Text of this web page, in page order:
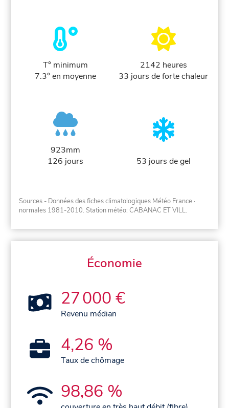
T° minimum
7.3° en moyenne
2142 heures
33 jours de forte chaleur
923mm
126 jours
53 jours de gel
Sources - Données des fiches climatologiques Météo France ·
normales 1981-2010. Station météo: CABANAC ET VILL.
Économie
27 000 €
Revenu médian
4,26 %
Taux de chômage
98,86 %